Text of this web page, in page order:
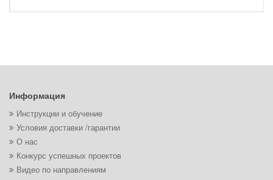
Информация
Инструкции и обучение
Условия доставки /гарантии
О нас
Конкурс успешных проектов
Видео по направлениям